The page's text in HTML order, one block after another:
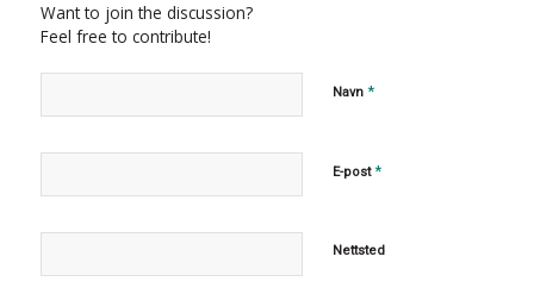
Want to join the discussion?
Feel free to contribute!
Navn *
E-post*
Nettsted